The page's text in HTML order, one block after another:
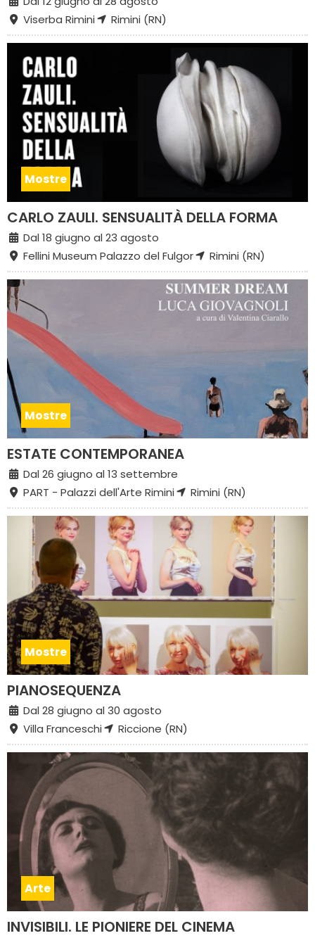
Viserba Rimini
Rimini (RN)
Mostre
CARLO ZAULI. SENSUALITÀ DELLA FORMA
Dal 18 giugno al 23 agosto
Fellini Museum Palazzo del Fulgor
Rimini (RN)
Mostre
ESTATE CONTEMPORANEA
Dal 26 giugno al 13 settembre
PART - Palazzi dell'Arte Rimini
Rimini (RN)
Mostre
PIANOSEQUENZA
Dal 28 giugno al 30 agosto
Villa Franceschi
Riccione (RN)
Arte
INVISIBILI. LE PIONIERE DEL CINEMA